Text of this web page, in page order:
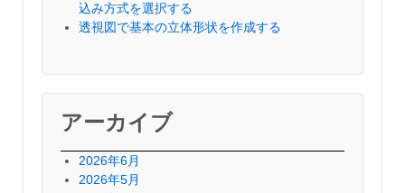
込み方式を選択する
透視図で基本の立体形状を作成する
アーカイブ
2026年6月
2026年5月